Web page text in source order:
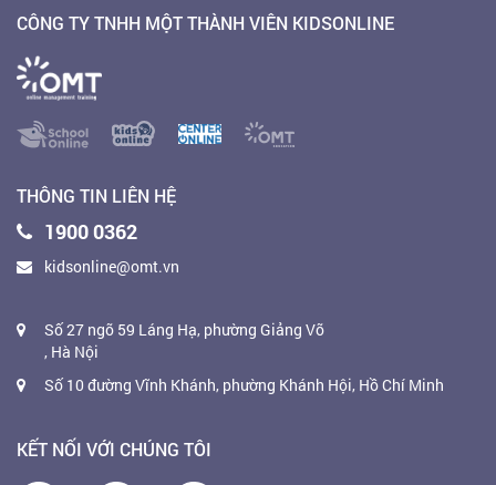
CÔNG TY TNHH MỘT THÀNH VIÊN KIDSONLINE
THÔNG TIN LIÊN HỆ
1900 0362
kidsonline@omt.vn
Số 27 ngõ 59 Láng Hạ, phường Giảng Võ
, Hà Nội
Số 10 đường Vĩnh Khánh, phường Khánh Hội, Hồ Chí Minh
KẾT NỐI VỚI CHÚNG TÔI